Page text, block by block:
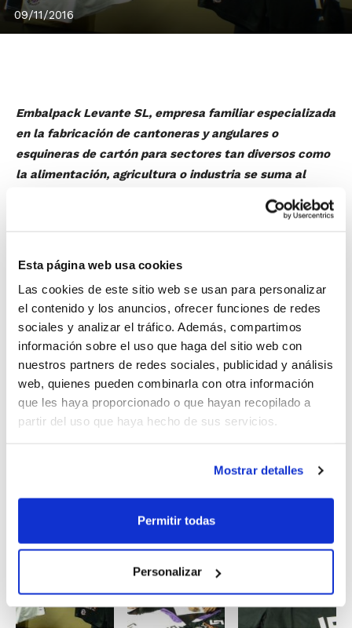
Esta página web usa cookies
Las cookies de este sitio web se usan para personalizar
el contenido y los anuncios, ofrecer funciones de redes
sociales y analizar el tráfico. Además, compartimos
información sobre el uso que haga del sitio web con
nuestros partners de redes sociales, publicidad y análisis
web, quienes pueden combinarla con otra información
que les haya proporcionado o que hayan recopilado a
partir del uso que haya hecho de sus servicios.
Mostrar detalles
Permitir todas
Personalizar
09/11/2016
Embalpack Levante SL, empresa familiar especializada
en la fabricación de cantoneras y angulares o
esquineras de cartón para sectores tan diversos como
la alimentación, agricultura o industria se suma al
Desde este miércoles, y coincidiendo con el partido
derecha del pantalón junto con al escudo del Club.
El acuerdo de patrocinio, cuya duración es de una
temporada, ha sido firmado en las instalaciones de la
empresa radicada en Favara entre el presidente del
Club y
Adrián Pérez Sánchez
en representación de
Embalpack.
Una vez más,Units pel Bàsquet Gandiaagradece al
construyendo un proyecto tan apasionante como el